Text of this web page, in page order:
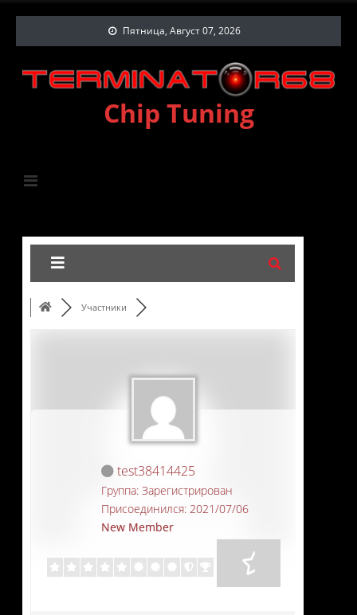
Пятница, Август 07, 2026
Chip Tuning
Участники
test38414425
Группа: Зарегистрирован
Присоединился: 2021/07/06
New Member